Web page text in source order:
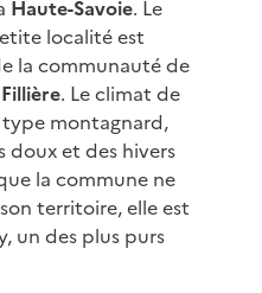
Haute-Savoie. Le
localité est
la communauté de
. Le climat de
type montagnard,
doux et des hivers
la commune ne
territoire, elle est
un des plus purs